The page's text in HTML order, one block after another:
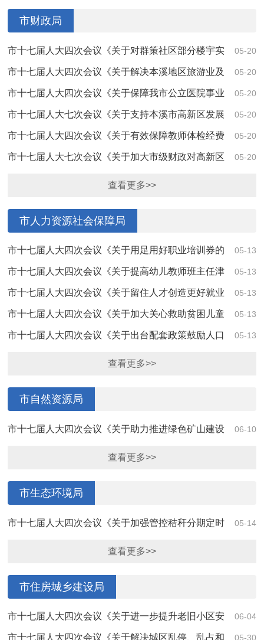
市财政局
05-20
市十七届人大四次会议《关于对群策社区部分楼宇实
施房屋产权转移的建议》（第4177号）答复 05-20
市十七届人大四次会议《关于解决本溪地区旅游业及
其相关旅游酒店冬季经营困难的建议》（第402... 05-20
市十七届人大四次会议《关于保障我市公立医院事业
编制人员的固定收入、设立专项固定财政拨款... 05-20
市十七届人大七次会议《关于支持本溪市高新区发展
飞地经济的建议》（第4211号）答复 05-20
市十七届人大四次会议《关于有效保障教师体检经费
的建议》（第4010号）答复 05-20
市十七届人大七次会议《关于加大市级财政对高新区
查看更多>>
市人力资源社会保障局
05-13
市十七届人大四次会议《关于用足用好职业培训券的
建议》（第4103号）答复 05-13
市十七届人大四次会议《关于提高幼儿教师班主任津
贴的建议》（第4081号）答复 05-13
市十七届人大四次会议《关于留住人才创造更好就业
机会的建议》（第4107号）答复 05-13
市十七届人大四次会议《关于加大关心救助贫困儿童
工作力度的建议》（第4080号）答复 05-13
市十七届人大四次会议《关于出台配套政策鼓励人口
查看更多>>
市自然资源局
06-10
市十七届人大四次会议《关于助力推进绿色矿山建设
查看更多>>
市生态环境局
05-14
市十七届人大四次会议《关于加强管控秸秆分期定时
查看更多>>
市住房城乡建设局
06-04
市十七届人大四次会议《关于进一步提升老旧小区安
全改造的建议》（第4024号）答复 05-30
市十七届人大四次会议《关于解决城区乱停、乱占和